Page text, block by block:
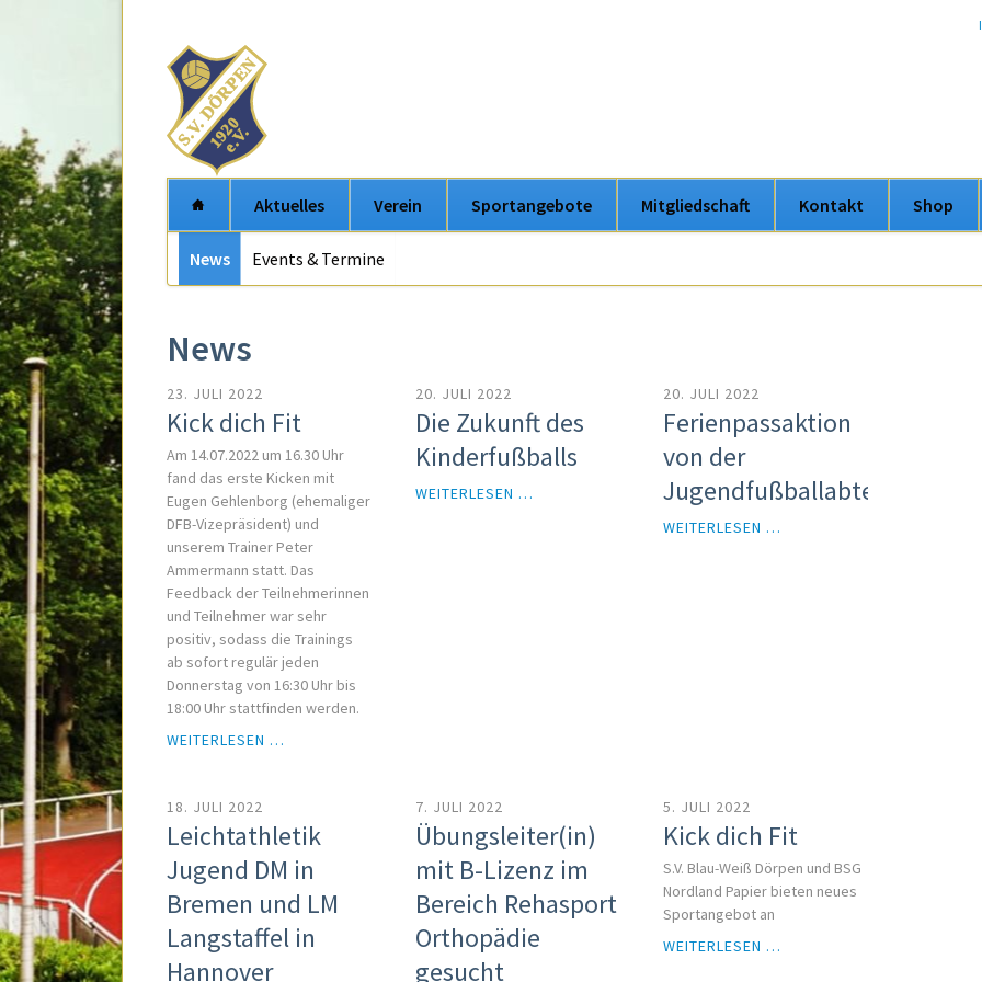
Aktuelles Verein Sportangebote Mitgliedschaft Kontakt Shop
überspringen
News Events & Termine
News
23. JULI 2022
Kick dich Fit
Am 14.07.2022 um 16.30 Uhr
fand das erste Kicken mit
Eugen Gehlenborg (ehemaliger
DFB-Vizepräsident) und
unserem Trainer Peter
Ammermann statt. Das
Feedback der Teilnehmerinnen
und Teilnehmer war sehr
positiv, sodass die Trainings
ab sofort regulär jeden
Donnerstag von 16:30 Uhr bis
18:00 Uhr stattfinden werden.
WEITERLESEN …
20. JULI 2022
Die Zukunft des
Kinderfußballs
WEITERLESEN …
20. JULI 2022
Ferienpassaktion
von der
Jugendfußballabteilung
WEITERLESEN …
18. JULI 2022
Leichtathletik
Jugend DM in
Bremen und LM
Langstaffel in
Hannover
7. JULI 2022
Übungsleiter(in)
mit B-Lizenz im
Bereich Rehasport
Orthopädie
gesucht
5. JULI 2022
Kick dich Fit
S.V. Blau-Weiß Dörpen und BSG
Nordland Papier bieten neues
Sportangebot an
WEITERLESEN …